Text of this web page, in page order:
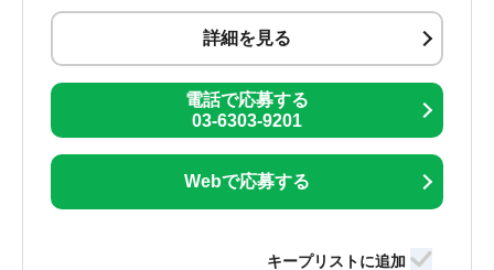
詳細を見る
電話で応募する
03-6303-9201
Webで応募する